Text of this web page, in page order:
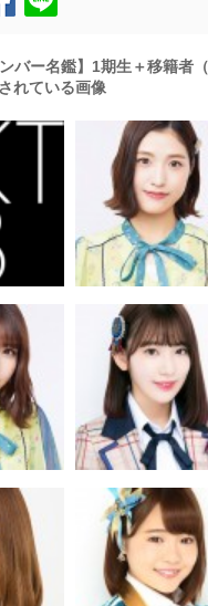
バー名鑑】1期生＋移籍者
れている画像